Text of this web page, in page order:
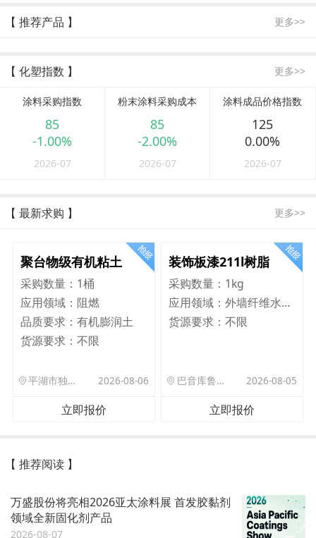
【 推荐产品 】 更多>>
【 化塑指数 】 更多>>
涂料采购指数
85
-1.00%
2026-07
粉末涂料采购成本
85
-2.00%
2026-07
涂料成品价格指数
125
0.00%
2026-07
【 最新求购 】 更多>>
聚台物级有机粘土
采购数量： 1桶
应用领域： 阻燃
品质要求： 有机膨润土
货源要求： 不限
平湖市独山港镇集港路 589 号 2026-08-06
立即报价
装饰板漆211l树脂
采购数量： 1kg
应用领域：
外墙纤维水泥板
货源要求：不限
巴音库鲁提镇,托帕口岸六号库房 2026-08-05
立即报价
【 推荐阅读 】
万盛股份将亮相2026亚太涂料展 首发胶黏剂
领域全新固化剂产品
2026-08-07